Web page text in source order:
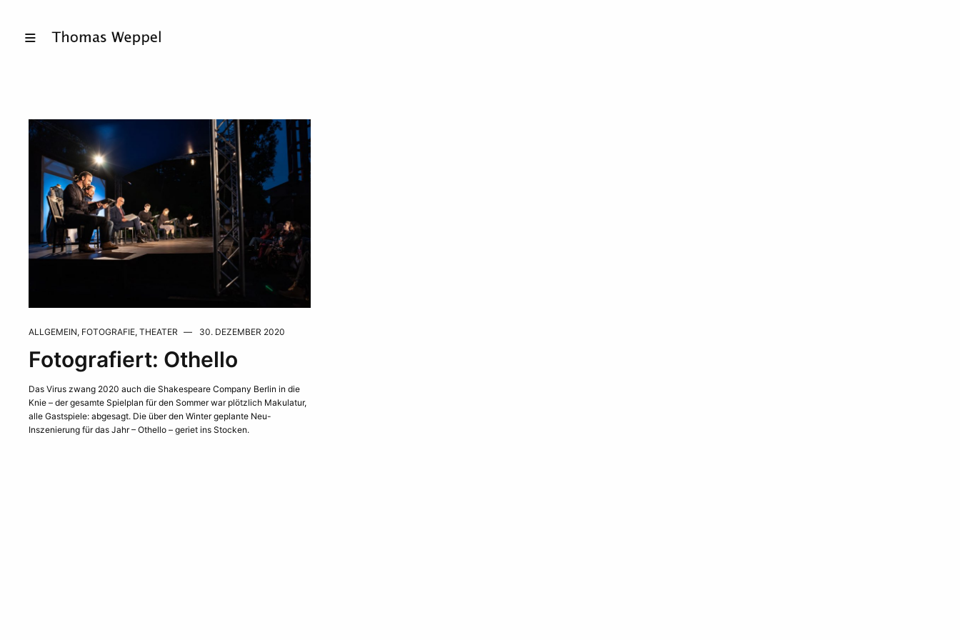
ALLGEMEIN, FOTOGRAFIE, THEATER 30. DEZEMBER 2020
Fotografiert: Othello
Das Virus zwang 2020 auch die Shakespeare Company Berlin in die
Knie – der gesamte Spielplan für den Sommer war plötzlich Makulatur,
alle Gastspiele: abgesagt. Die über den Winter geplante Neu-
Inszenierung für das Jahr – Othello – geriet ins Stocken.